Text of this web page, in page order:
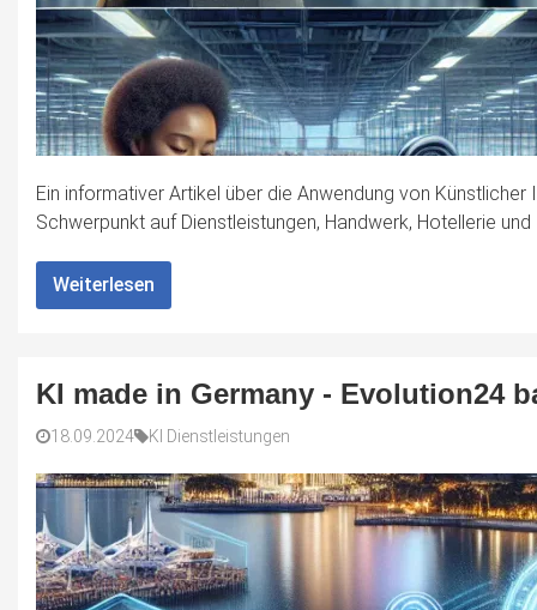
Ein informativer Artikel über die Anwendung von
Schwerpunkt auf Dienstleistungen, Handwerk, Hotellerie und
Weiterlesen
KI made in Germany - Evolution24
18.09.2024 KI Dienstleistungen